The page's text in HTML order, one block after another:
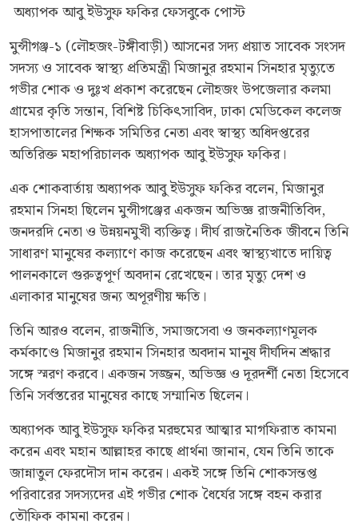
অধ্যাপক আবু ইউসুফ ফকির ফেসবুকে পোস্ট
মুন্সীগঞ্জ-১ (লৌহজং-টঙ্গীবাড়ী) আসনের সদ্য প্রয়াত সাবেক সংসদ
সদস্য ও সাবেক স্বাস্থ্য প্রতিমন্ত্রী মিজানুর রহমান সিনহার মৃত্যুতে
গভীর শোক ও দুঃখ প্রকাশ করেছেন লৌহজং উপজেলার কলমা
গ্রামের কৃতি সন্তান, বিশিষ্ট চিকিৎসাবিদ, ঢাকা মেডিকেল কলেজ
হাসপাতালের শিক্ষক সমিতির নেতা এবং স্বাস্থ্য অধিদপ্তরের
অতিরিক্ত মহাপরিচালক অধ্যাপক আবু ইউসুফ ফকির।
এক শোকবার্তায় অধ্যাপক আবু ইউসুফ ফকির বলেন, মিজানুর
রহমান সিনহা ছিলেন মুন্সীগঞ্জের একজন অভিজ্ঞ রাজনীতিবিদ,
জনদরদি নেতা ও উন্নয়নমুখী ব্যক্তিত্ব। দীর্ঘ রাজনৈতিক জীবনে তিনি
সাধারণ মানুষের কল্যাণে কাজ করেছেন এবং স্বাস্থ্যখাতে দায়িত্ব
পালনকালে গুরুত্বপূর্ণ অবদান রেখেছেন। তার মৃত্যু দেশ ও
এলাকার মানুষের জন্য অপূরণীয় ক্ষতি।
তিনি আরও বলেন, রাজনীতি, সমাজসেবা ও জনকল্যাণমূলক
কর্মকাণ্ডে মিজানুর রহমান সিনহার অবদান মানুষ দীর্ঘদিন শ্রদ্ধার
সঙ্গে স্মরণ করবে। একজন সজ্জন, অভিজ্ঞ ও দূরদর্শী নেতা হিসেবে
তিনি সর্বস্তরের মানুষের কাছে সম্মানিত ছিলেন।
অধ্যাপক আবু ইউসুফ ফকির মরহুমের আত্মার মাগফিরাত কামনা
করেন এবং মহান আল্লাহর কাছে প্রার্থনা জানান, যেন তিনি তাকে
জান্নাতুল ফেরদৌস দান করেন। একই সঙ্গে তিনি শোকসন্তপ্ত
পরিবারের সদস্যদের এই গভীর শোক ধৈর্যের সঙ্গে বহন করার
তৌফিক কামনা করেন।